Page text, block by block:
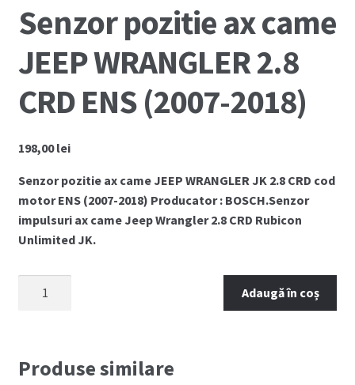
Senzor pozitie ax came
JEEP WRANGLER 2.8
CRD ENS (2007-2018)
198,00lei
Senzor pozitie ax came JEEP WRANGLER JK 2.8 CRD cod
motor ENS (2007-2018) Producator : BOSCH.Senzor
impulsuri ax came Jeep Wrangler 2.8 CRD Rubicon
Unlimited JK.
came
Adaugă în coș
Produse similare